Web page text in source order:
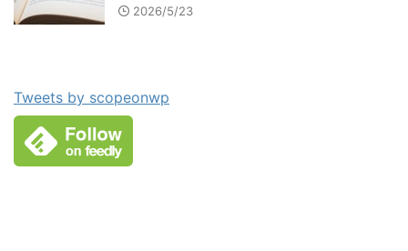
2026/5/23
Tweets by scopeonwp